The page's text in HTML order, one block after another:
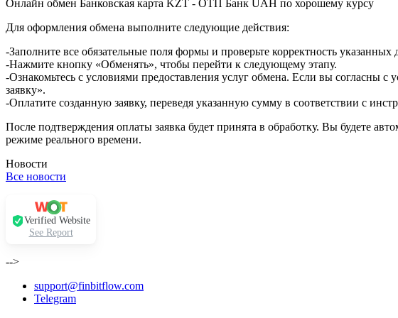
Онлайн обмен Банковская карта KZT - ОТП Банк UAH по хорошему курсу
Для оформления обмена выполните следующие действия:
-Заполните все обязательные поля формы и проверьте корректность указанных
-Нажмите кнопку «Обменять», чтобы перейти к следующему этапу.
-Ознакомьтесь с условиями предоставления услуг обмена. Если вы согласны
заявку».
-Оплатите созданную заявку, переведя указанную сумму в соответствии с
После подтверждения оплаты заявка будет принята в обработку. Вы будете
режиме реального времени.
Новости
Все новости
Verified Website
See Report
-->
support@finbitflow.com
Telegram